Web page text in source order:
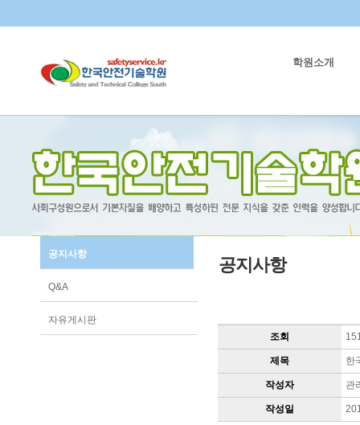
학원소개
공지사항
Q&A
자유게시판
공지사항
조회
제목 한
작성자 관
작성일